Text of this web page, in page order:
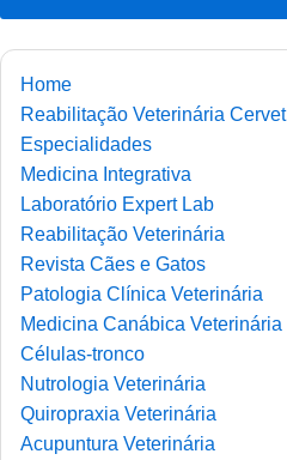
Home
Reabilitação Veterinária Cervet
Especialidades
Medicina Integrativa
Laboratório Expert Lab
Reabilitação Veterinária
Revista Cães e Gatos
Patologia Clínica Veterinária
Medicina Canábica Veterinária
Células-tronco
Nutrologia Veterinária
Quiropraxia Veterinária
Acupuntura Veterinária